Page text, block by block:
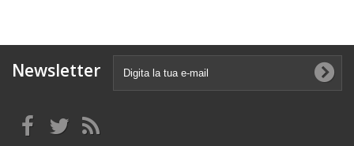
Newsletter